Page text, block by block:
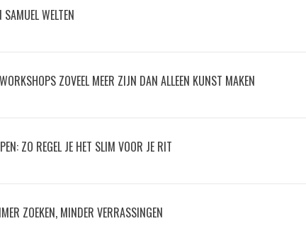
WELTEN
ZOVEEL MEER ZIJN DAN ALLEEN KUNST MAKEN
ZO REGEL JE HET SLIM VOOR JE RIT
ZOEKEN, MINDER VERRASSINGEN